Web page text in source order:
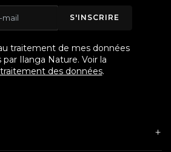
S'INSCRIRE
traitement de mes données
par Ilanga Nature. Voir la
des données.